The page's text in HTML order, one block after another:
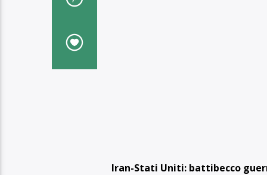
Iran-Stati Uniti: battibecco